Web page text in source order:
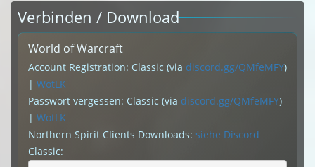
Verbinden / Download
World of Warcraft
Account Registration: Classic (via discord.gg/QMfeMFY)
| WotLK
Passwort vergessen: Classic (via discord.gg/QMfeMFY)
| WotLK
Northern Spirit Clients Downloads: siehe Discord
Classic: